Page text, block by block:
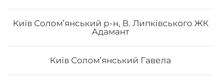
Київ Солом’янський р-н, В. Липківського ЖК
Адамант
Київ Соломʼянський Гавела
Сет «Лайт»
Рол Тобо, Чіз рол з лососем, Філадельфія з креветкою
лайт 0.5, Філадельфія з тунцем лайт 0.5, Філадельфія з
лососем 0.5, Авокадо лайт 0.5. Вага: 1110 г